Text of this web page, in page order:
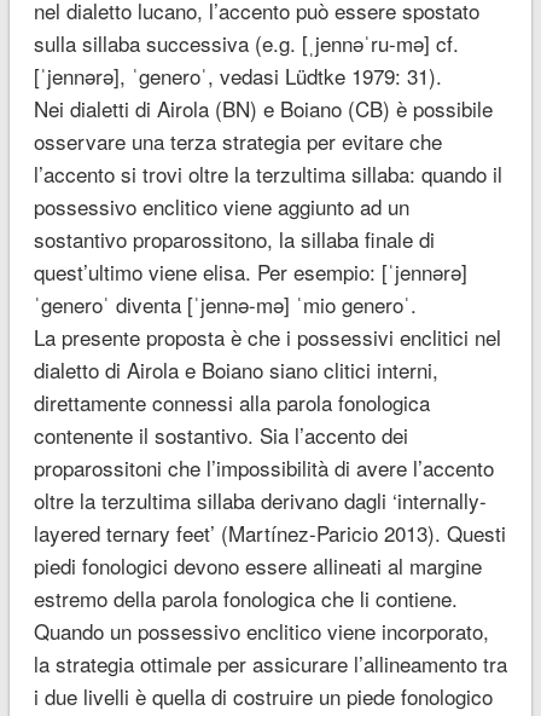
nel dialetto lucano, l’accento può essere spostato
sulla sillaba successiva (e.g. [ˌjennəˈru-mə] cf.
[ˈjennərə], ˈgeneroˈ, vedasi Lüdtke 1979: 31).
Nei dialetti di Airola (BN) e Boiano (CB) è possibile
osservare una terza strategia per evitare che
l’accento si trovi oltre la terzultima sillaba: quando il
possessivo enclitico viene aggiunto ad un
sostantivo proparossitono, la sillaba finale di
quest’ultimo viene elisa. Per esempio: [ˈjennərə]
ˈgeneroˈ diventa [ˈjennə-mə] ˈmio generoˈ.
La presente proposta è che i possessivi enclitici nel
dialetto di Airola e Boiano siano clitici interni,
direttamente connessi alla parola fonologica
contenente il sostantivo. Sia l’accento dei
proparossitoni che l’impossibilità di avere l’accento
oltre la terzultima sillaba derivano dagli ‘internally-
layered ternary feet’ (Martínez-Paricio 2013). Questi
piedi fonologici devono essere allineati al margine
estremo della parola fonologica che li contiene.
Quando un possessivo enclitico viene incorporato,
la strategia ottimale per assicurare l’allineamento tra
i due livelli è quella di costruire un piede fonologico